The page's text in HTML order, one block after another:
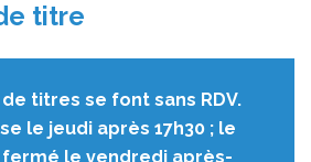
titre
titres se font sans RDV.
le jeudi après 17h30 ; le
le vendredi après-